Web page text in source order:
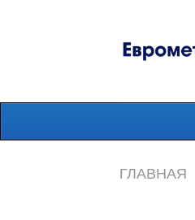
ГЛАВНАЯ